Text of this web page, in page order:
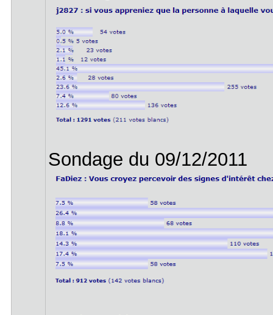
Sondage du 09/12/2011